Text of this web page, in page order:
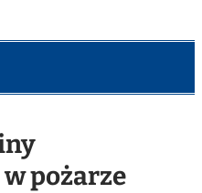
pożarze